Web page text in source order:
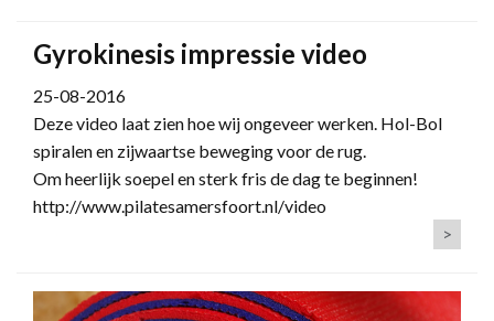
Gyrokinesis impressie video
25-08-2016
Deze video laat zien hoe wij ongeveer werken. Hol-Bol
spiralen en zijwaartse beweging voor de rug.
Om heerlijk soepel en sterk fris de dag te beginnen!
http://www.pilatesamersfoort.nl/video
>